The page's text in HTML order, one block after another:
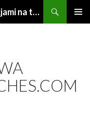
Witryna z najlepszymi informacjami na temat repliki zegarków